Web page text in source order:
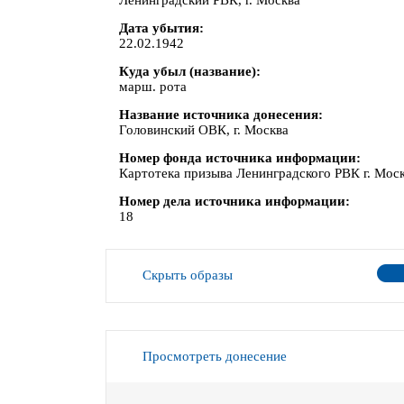
Дата убытия
22.02.1942
Куда убыл (название)
марш. рота
Название источника донесения
Головинский ОВК, г. Москва
Номер фонда источника информации
Картотека призыва Ленинградского РВК г.
Номер дела источника информации
18
Скрыть образы
Просмотреть донесение